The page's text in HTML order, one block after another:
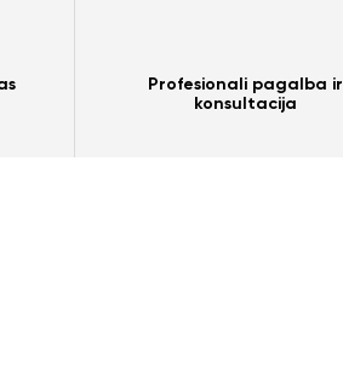
Profesionali pagalba ir
konsultacija